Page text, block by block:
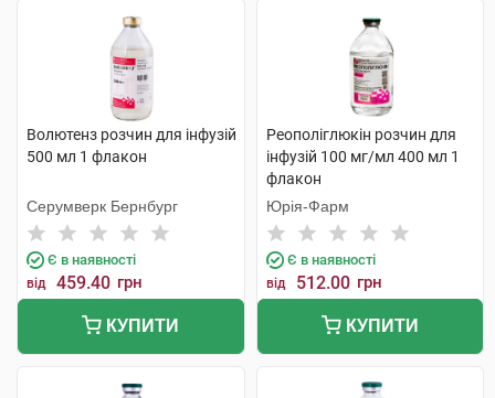
Волютенз розчин для інфузій
500 мл 1 флакон
Серумверк Бернбург
Є в наявності
від 459.40 грн
КУПИТИ
Реополіглюкін розчин для
інфузій 100 мг/мл 400 мл 1
флакон
Юрія-Фарм
Є в наявності
від 512.00 грн
КУПИТИ